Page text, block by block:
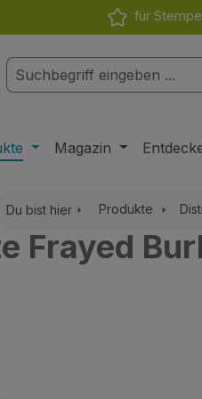
für
Magazin
Du bist hier Produkte
Frayed